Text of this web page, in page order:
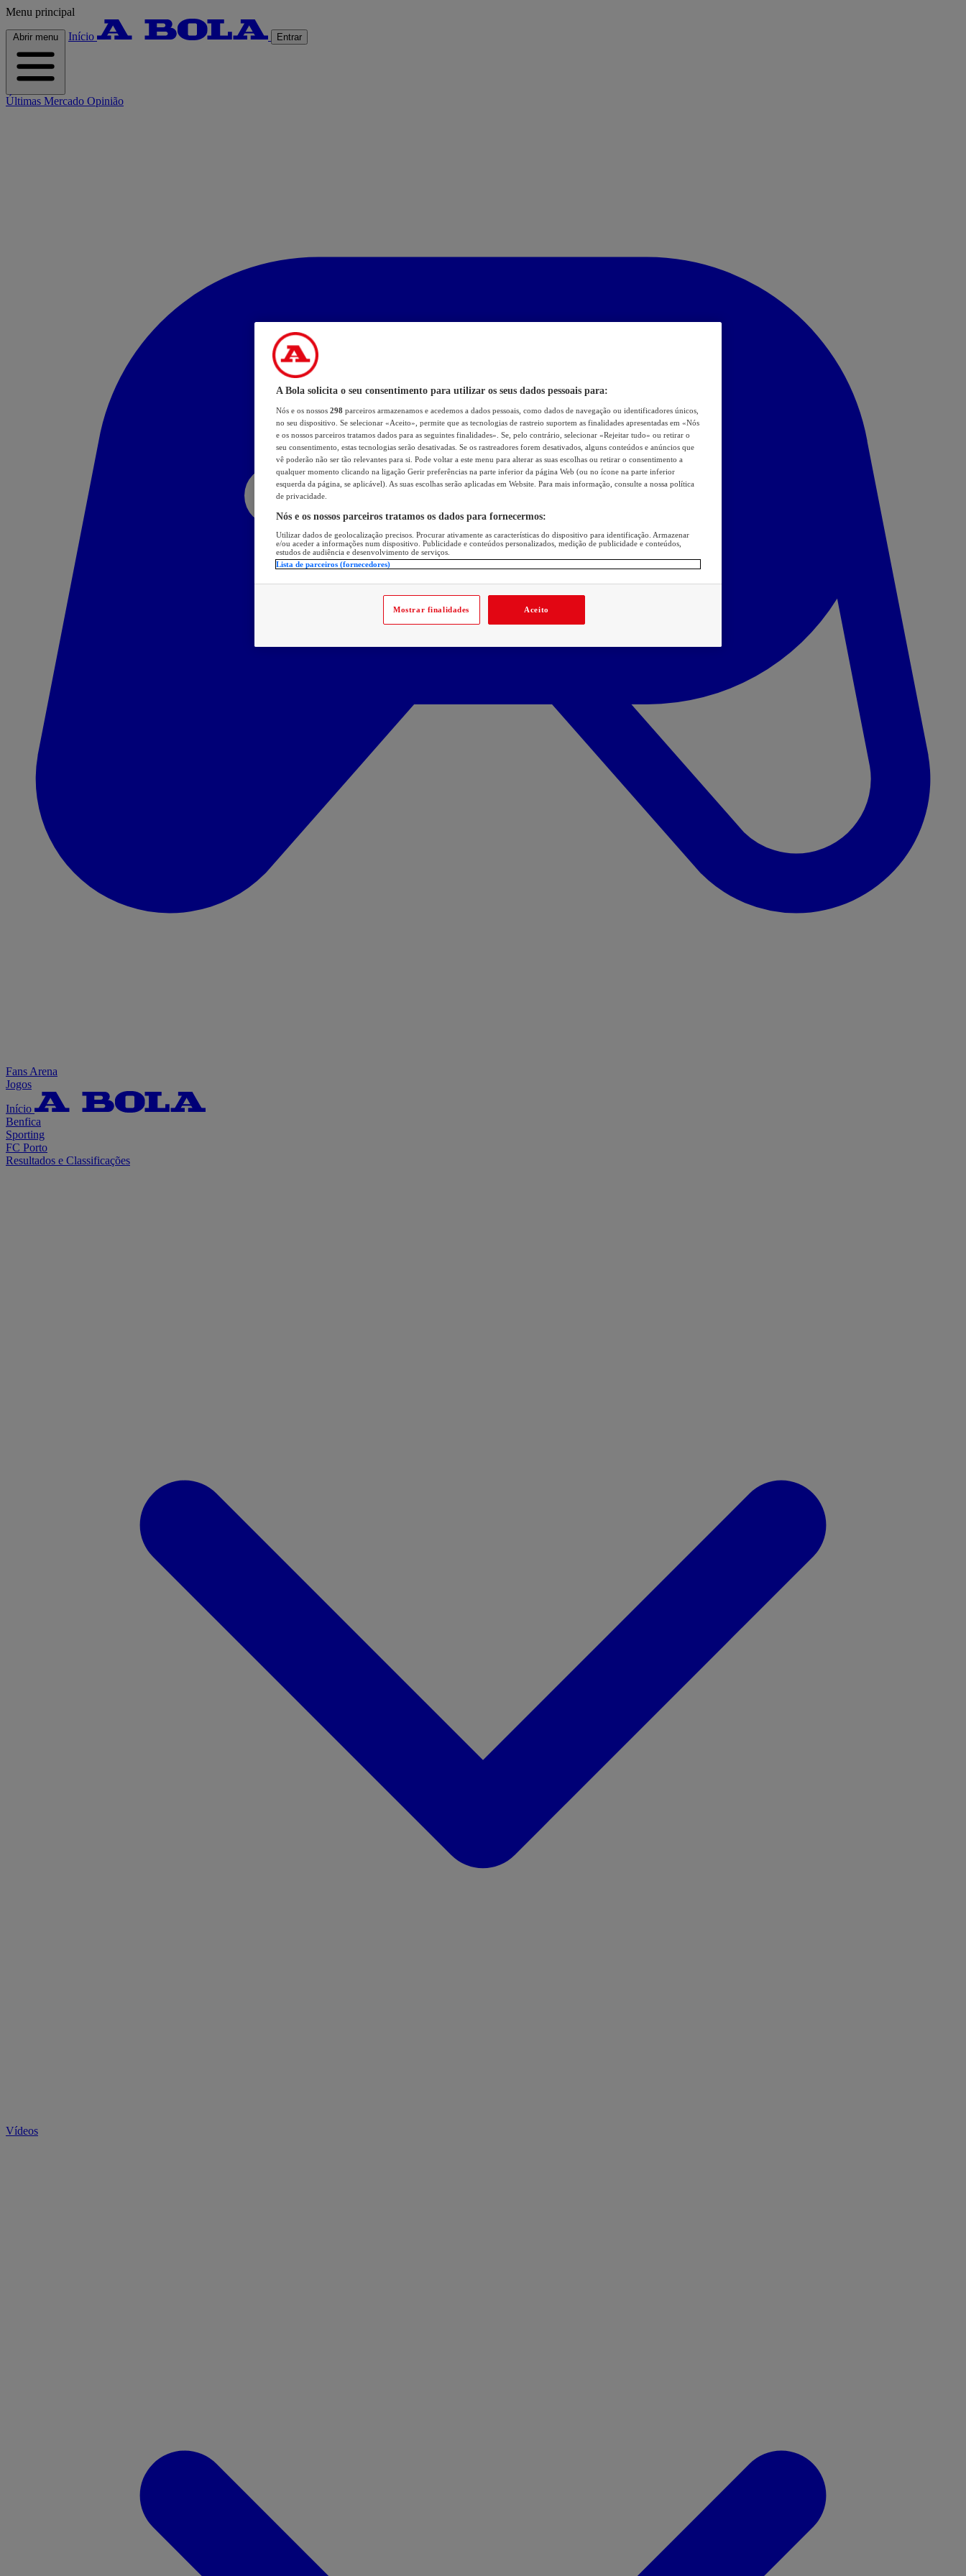
Menu principal
Abrir menu Início Entrar
Últimas Mercado Opinião
Fans Arena
Jogos
Início
Benfica
Sporting
FC Porto
Resultados e Classificações
Vídeos
A Bola solicita o seu consentimento para utilizar os seus dados pessoais para:
Nós e os nossos 298 parceiros armazenamos e acedemos a dados pessoais, como dados de navegação ou identificadores únicos,
no seu dispositivo. Se selecionar «Aceito», permite que as tecnologias de rastreio suportem as finalidades apresentadas em «Nós
e os nossos parceiros tratamos dados para as seguintes finalidades». Se, pelo contrário, selecionar «Rejeitar tudo» ou retirar o
seu consentimento, estas tecnologias serão desativadas. Se os rastreadores forem desativados, alguns conteúdos e anúncios que
vê poderão não ser tão relevantes para si. Pode voltar a este menu para alterar as suas escolhas ou retirar o consentimento a
qualquer momento clicando na ligação Gerir preferências na parte inferior da página Web (ou no ícone na parte inferior
esquerda da página, se aplicável). As suas escolhas serão aplicadas em Website. Para mais informação, consulte a nossa política
de privacidade.
Nós e os nossos parceiros tratamos os dados para fornecermos:
Utilizar dados de geolocalização precisos. Procurar ativamente as características do dispositivo para identificação. Armazenar
e/ou aceder a informações num dispositivo. Publicidade e conteúdos personalizados, medição de publicidade e conteúdos,
estudos de audiência e desenvolvimento de serviços.
Lista de parceiros (fornecedores)
Mostrar finalidades Aceito